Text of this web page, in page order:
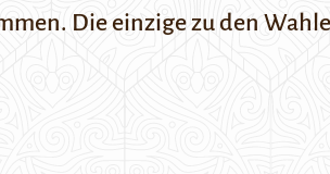
Die einzige zu den